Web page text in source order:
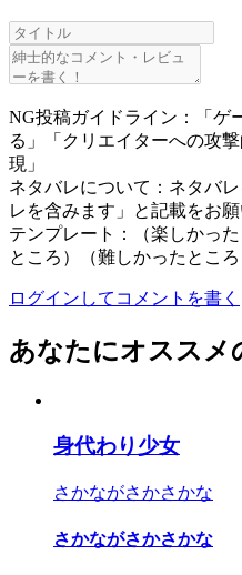
NG投稿ガイドライン：「ゲ
る」「クリエイターへの攻
現」
ネタバレについて：ネタバ
レを含みます」と記載をお願
テンプレート：（楽しかっ
ところ）（難しかったとこ
ログインしてコメントを書く
あなたにオススメ
身代わり少女
さかながさかさかな
さかながさかさかな